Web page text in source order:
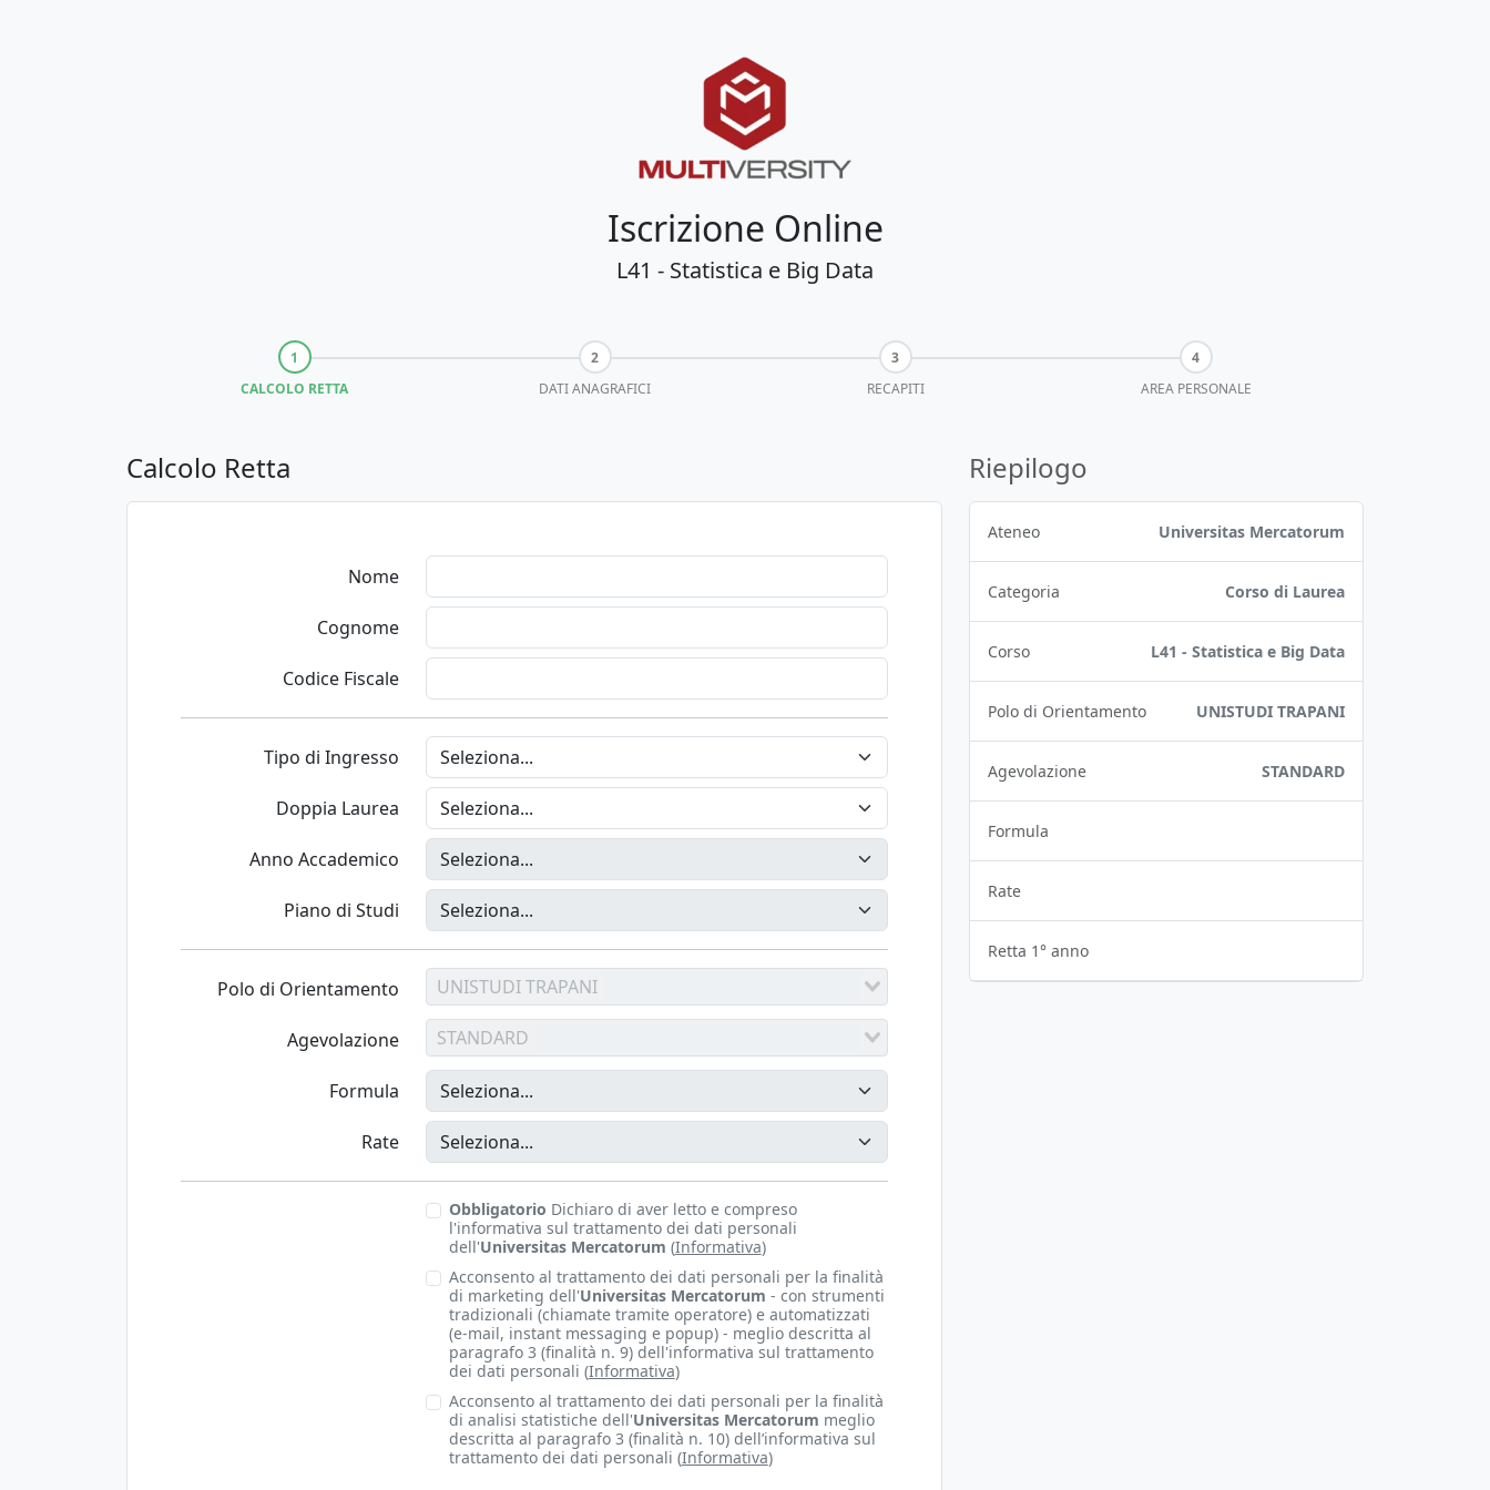
Iscrizione Online
L41 - Statistica e Big Data
CALCOLO RETTA DATI ANAGRAFICI RECAPITI AREA PERSONALE
Calcolo Retta
Nome
Cognome
Codice Fiscale
Tipo di Ingresso
Doppia Laurea
Anno Accademico
Piano di Studi
Polo di Orientamento UNISTUDI TRAPANI
Agevolazione STANDARD
Formula
Rate
Obbligatorio Dichiaro di aver letto e compreso
l'informativa sul trattamento dei dati personali
dell'Universitas Mercatorum (Informativa)
Acconsento al trattamento dei dati personali per la finalità
di marketing dell'Universitas Mercatorum - con strumenti
tradizionali (chiamate tramite operatore) e automatizzati
(e-mail, instant messaging e popup) - meglio descritta al
paragrafo 3 (finalità n. 9) dell'informativa sul trattamento
dei dati personali (Informativa)
Acconsento al trattamento dei dati personali per la finalità
di analisi statistiche dell'Universitas Mercatorum meglio
descritta al paragrafo 3 (finalità n. 10) dell’informativa sul
trattamento dei dati personali (Informativa)
Riepilogo
Ateneo Universitas Mercatorum
Categoria Corso di Laurea
Corso L41 - Statistica e Big Data
Polo di Orientamento UNISTUDI TRAPANI
Agevolazione STANDARD
Formula
Rate
Retta 1° anno